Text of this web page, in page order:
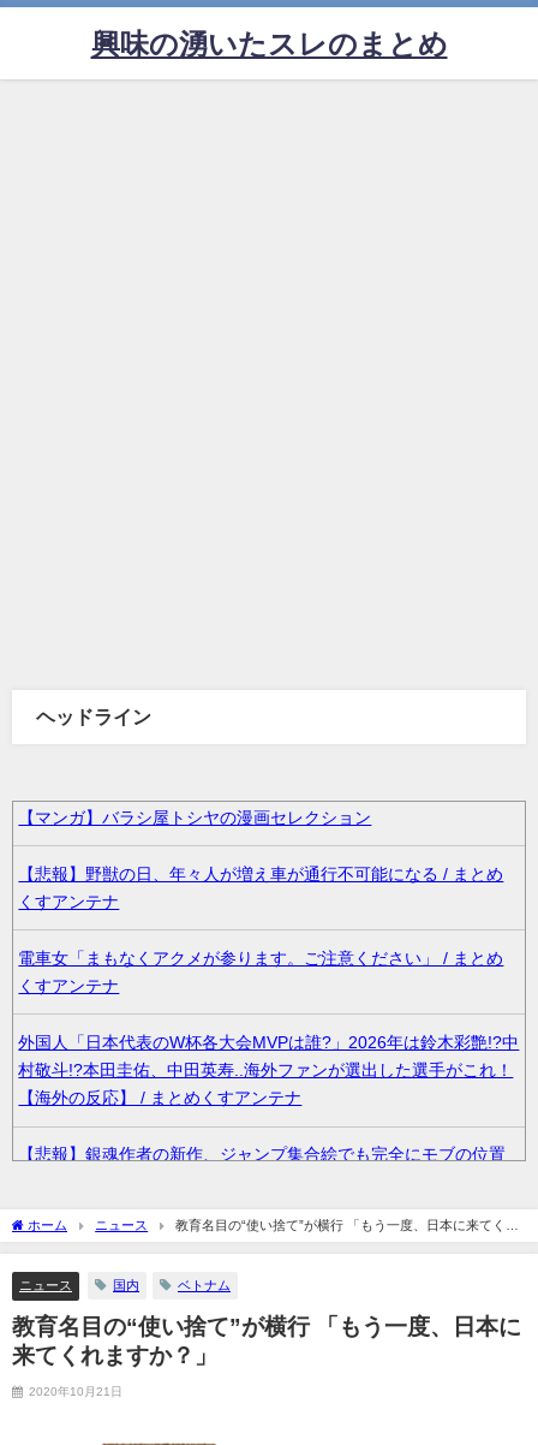
興味の湧いたスレのまとめ
ヘッドライン
【マンガ】バラシ屋トシヤの漫画セレクション
【悲報】野獣の日、年々人が増え車が通行不可能になる / まとめ
くすアンテナ
電車女「まもなくアクメが参ります。ご注意ください」 / まとめ
くすアンテナ
外国人「日本代表のW杯各大会MVPは誰?」2026年は鈴木彩艶!?中
村敬斗!?本田圭佑、中田英寿..海外ファンが選出した選手がこれ！
【海外の反応】 / まとめくすアンテナ
【悲報】銀魂作者の新作、ジャンプ集合絵でも完全にモブの位置
ｗｗ / まとめくすアンテナ
36歳の彼女と結婚したいのに、家族が猛反対。家族から信じられ
ない言葉が飛び出した… 他 / 2chnaviヘッドライン
ホーム ニュース
教育名目の“使い捨て”が横行 「もう一度、日本に来てくれ
ますか？」
ニュース 国内 ベトナム
教育名目の“使い捨て”が横行 「もう一度、日本に
来てくれますか？」
2020年10月21日